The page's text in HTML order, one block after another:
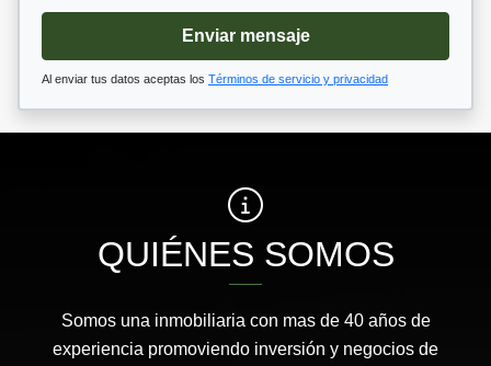
Enviar mensaje
Al enviar tus datos aceptas los Términos de servicio y privacidad
QUIÉNES SOMOS
Somos una inmobiliaria con mas de 40 años de
experiencia promoviendo inversión y negocios de